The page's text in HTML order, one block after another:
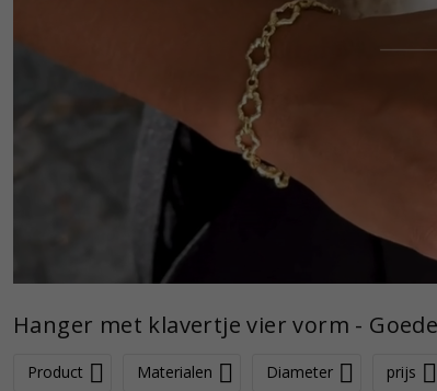
Hanger met klavertje vier vorm -
Product Materialen Diameter prijs